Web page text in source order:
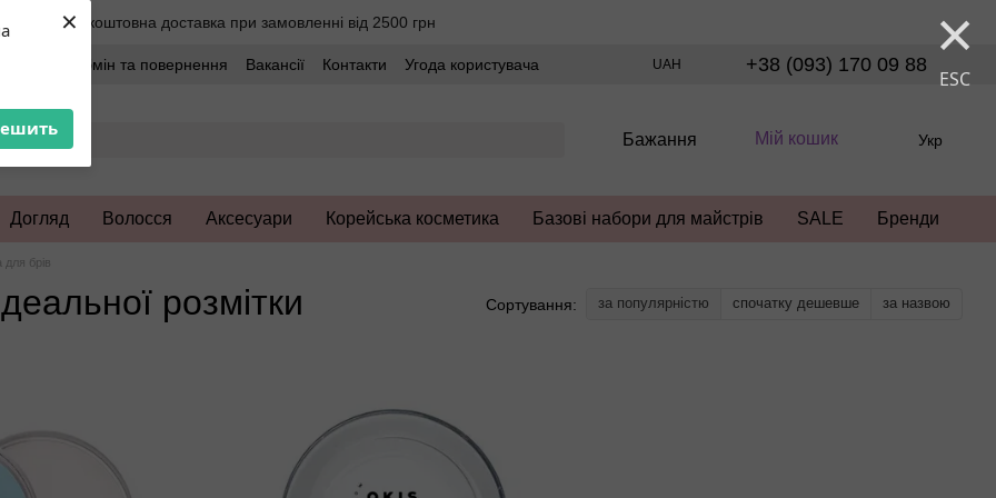
× ×
ESC
Безкоштовна доставка при замовленні від 2500 грн
Обмін та повернення Вакансії Контакти
Угода користувача
UAH +38 (093) 170 09 88
Бажання Мій кошик Укр
Догляд Волосся Аксесуари Корейська косметика Базові набори для майстрів SALE Бренди
для брів
розмітки Сортування: за популярністю спочатку дешевше за назвою